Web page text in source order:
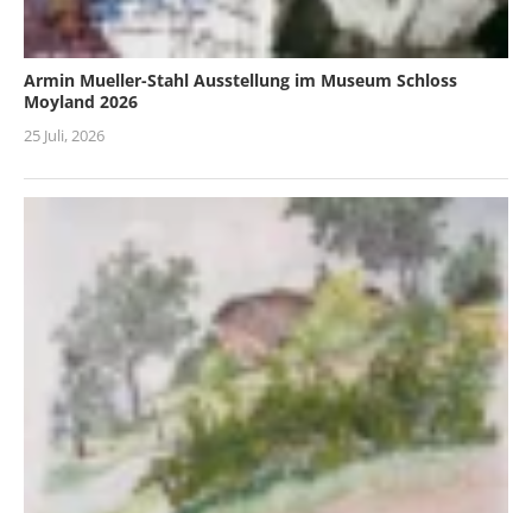
Armin Mueller-Stahl Ausstellung im Museum Schloss
Moyland 2026
25 Juli, 2026